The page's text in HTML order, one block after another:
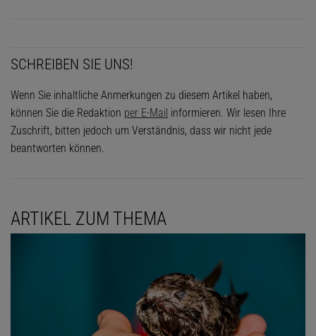
SCHREIBEN SIE UNS!
Wenn Sie inhaltliche Anmerkungen zu diesem Artikel haben,
können Sie die Redaktion per E-Mail informieren. Wir lesen Ihre
Zuschrift, bitten jedoch um Verständnis, dass wir nicht jede
beantworten können.
ARTIKEL ZUM THEMA